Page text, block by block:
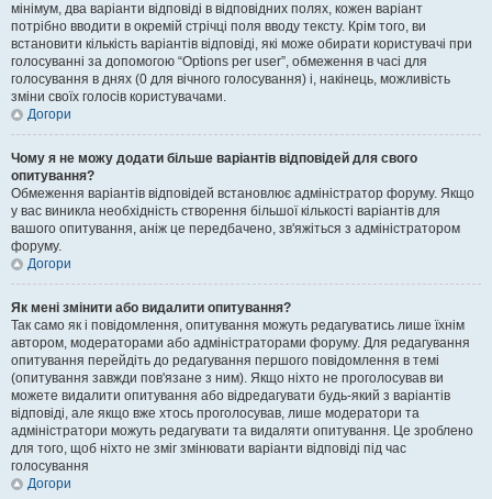
мінімум, два варіанти відповіді в відповідних полях, кожен варіант
потрібно вводити в окремій стрічці поля вводу тексту. Крім того, ви
встановити кількість варіантів відповіді, які може обирати користувачі при
голосуванні за допомогою “Options per user”, обмеження в часі для
голосування в днях (0 для вічного голосування) і, накінець, можливість
зміни своїх голосів користувачами.
Догори
Чому я не можу додати більше варіантів відповідей для свого
опитування?
Обмеження варіантів відповідей встановлює адміністратор форуму. Якщо
у вас виникла необхідність створення більшої кількості варіантів для
вашого опитування, аніж це передбачено, зв'яжіться з адміністратором
форуму.
Догори
Як мені змінити або видалити опитування?
Так само як і повідомлення, опитування можуть редагуватись лише їхнім
автором, модераторами або адміністраторами форуму. Для редагування
опитування перейдіть до редагування першого повідомлення в темі
(опитування завжди пов'язане з ним). Якщо ніхто не проголосував ви
можете видалити опитування або відредагувати будь-який з варіантів
відповіді, але якщо вже хтось проголосував, лише модератори та
адміністратори можуть редагувати та видаляти опитування. Це зроблено
для того, щоб ніхто не зміг змінювати варіанти відповіді під час
голосування
Догори